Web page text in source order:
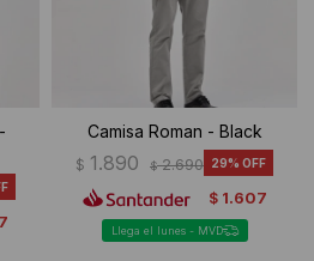
Camisa Roman - Black
$ 1.890 $ 2.690 29
$ 1.607
Llega el lunes - MVD